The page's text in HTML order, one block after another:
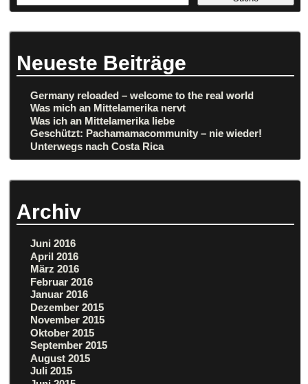
Neueste Beiträge
Germany reloaded – welcome to the real world
Was mich an Mittelamerika nervt
Was ich an Mittelamerika liebe
Geschützt: Pachamamacommunity – nie wieder!
Unterwegs nach Costa Rica
Archiv
Juni 2016
April 2016
März 2016
Februar 2016
Januar 2016
Dezember 2015
November 2015
Oktober 2015
September 2015
August 2015
Juli 2015